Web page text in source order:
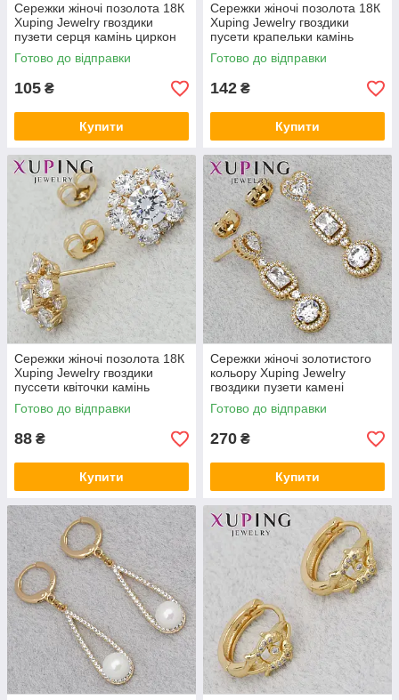
Сережки жіночі позолота 18К
Xuping Jewelry гвоздики
пузети серця камінь циркон
розмір виробу 18х7 мм
Готово до відправки
105 ₴
Купити
Сережки жіночі позолота 18К
Xuping Jewelry гвоздики
пусети крапельки камінь
циркон розмір виробу 14х10
мм
Готово до відправки
142 ₴
Купити
Сережки жіночі позолота 18К
Xuping Jewelry гвоздики
пуссети квіточки камінь
циркон розмір виробу 13х13
мм
Готово до відправки
88 ₴
Купити
Сережки жіночі золотистого
кольору Xuping Jewelry
гвоздики пузети камені
зварювання розмір виробу
33х8 мм
Готово до відправки
270 ₴
Купити